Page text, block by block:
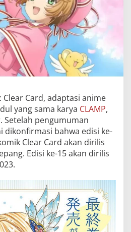
Clear Card, adaptasi anime
yang sama karya CLAMP,
Setelah pengumuman
dikonfirmasi bahwa edisi ke-
Clear Card akan dirilis
Edisi ke-15 akan dirilis